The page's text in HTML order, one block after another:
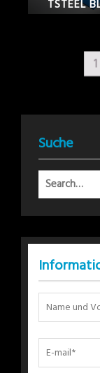
TSTEEL
1
Suche